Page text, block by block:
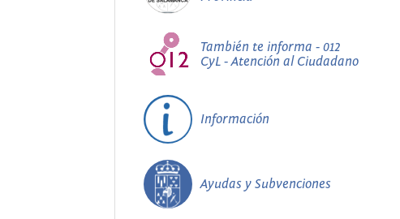
También te informa - 012
CyL - Atención al Ciudadano
Información
Ayudas y Subvenciones